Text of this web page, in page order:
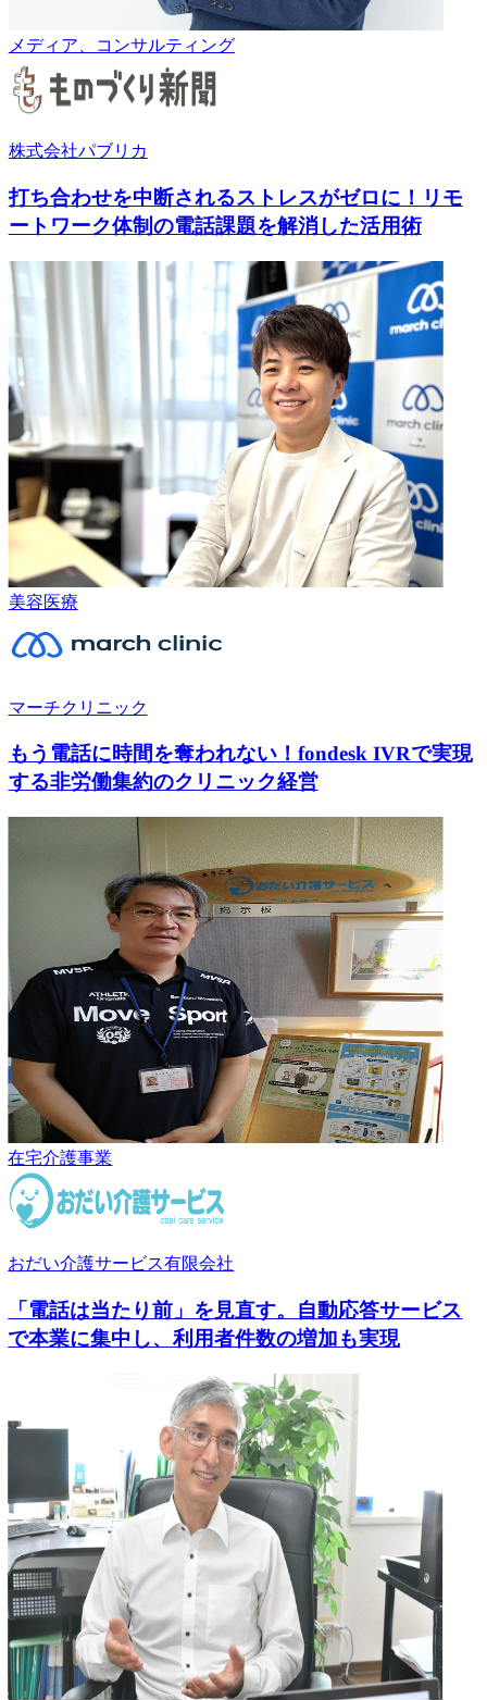
メディア、コンサルティング
株式会社パブリカ
打ち合わせを中断されるストレスがゼロに！リモ
ートワーク体制の電話課題を解消した活用術
美容医療
マーチクリニック
もう電話に時間を奪われない！fondesk IVRで実現
する非労働集約のクリニック経営
在宅介護事業
おだい介護サービス有限会社
「電話は当たり前」を見直す。自動応答サービス
で本業に集中し、利用者件数の増加も実現